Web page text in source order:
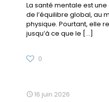
La santé mentale est
de l’équilibre global, au
physique. Pourtant, elle
jusqu’à ce que le […]
0
16 juin 2026